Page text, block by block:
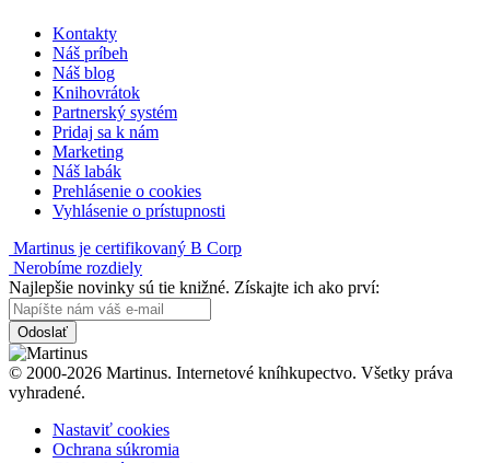
Kontakty
Náš príbeh
Náš blog
Knihovrátok
Partnerský systém
Pridaj sa k nám
Marketing
Náš labák
Prehlásenie o cookies
Vyhlásenie o prístupnosti
Martinus je certifikovaný B Corp
Nerobíme rozdiely
Najlepšie novinky sú tie knižné. Získajte ich ako prví:
Odoslať
© 2000-2026 Martinus. Internetové kníhkupectvo. Všetky práva
vyhradené.
Nastaviť cookies
Ochrana súkromia